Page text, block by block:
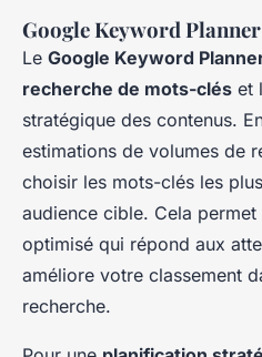
Google Keyword Planner
Le Google Keyword
recherche de mots-clés et
stratégique des contenus.
estimations de volumes de
choisir les mots-clés les
audience cible. Cela
optimisé qui répond aux
améliore votre classement
recherche.